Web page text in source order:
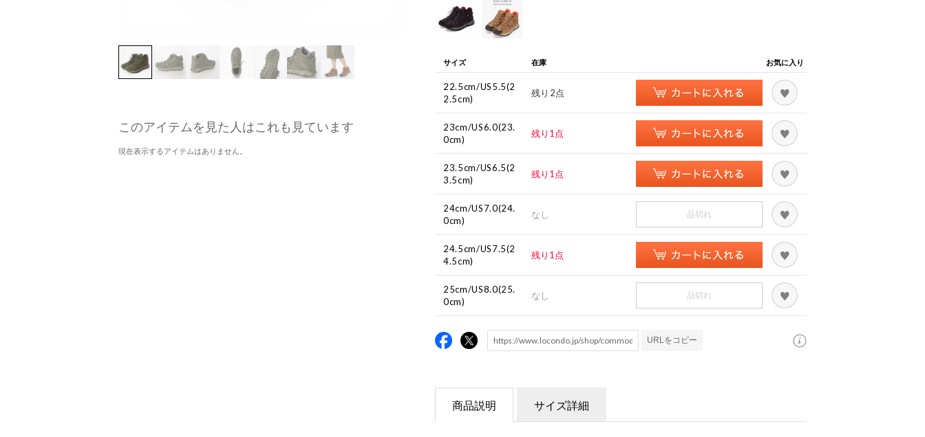
このアイテムを見た人はこれも見ています
現在表示するアイテムはありません。
サイズ 在庫 お気に入り
22.5cm/US5.5(2
2.5cm)
残り2点
23cm/US6.0(23.
0cm)
残り1点
23.5cm/US6.5(2
3.5cm)
残り1点
24cm/US7.0(24.
0cm)
なし 品切れ
24.5cm/US7.5(2
4.5cm)
残り1点
25cm/US8.0(25.
0cm)
なし 品切れ
URLをコピー
商品説明 サイズ詳細